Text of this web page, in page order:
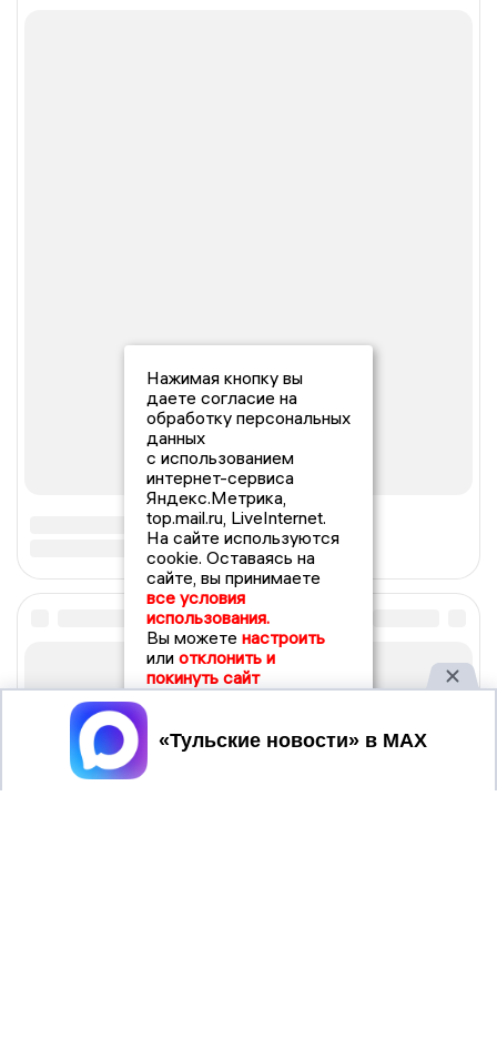
Нажимая кнопку вы
даете согласие на
обработку персональных
данных
с использованием
интернет-сервиса
Яндекс.Метрика,
top.mail.ru, LiveInternet.
На сайте используются
cookie. Оставаясь на
сайте, вы принимаете
все условия
использования.
Вы можете настроить
или отклонить и
покинуть сайт
Принять